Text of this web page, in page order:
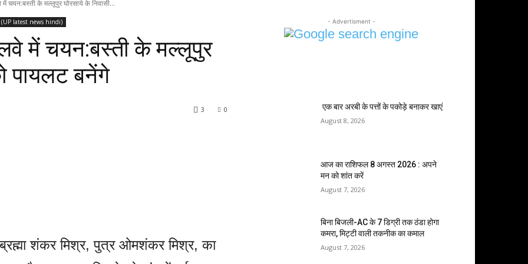
में चयन:बस्ती के मल्लूपुर घोरसाये के निवासी...
(UP latest news hindi)
में चयन:बस्ती के मल्लूपुर
पायलट बनेंगे
0
3
ब्रह्मा शंकर मिश्र, पुत्र ओमशंकर मिश्र, का
- Advertisment -
एक बार अरबी के पत्तों के पकोड़े बनाकर खाएं
August 8, 2026
आज का राशिफल 8 अगस्त 2026 : अपने
मन को शांत करें
August 7, 2026
बिना बिजली-AC के 7 डिग्री तक ठंडा होगा
कमरा, मिट्टी वाली तकनीक का कमाल
August 7, 2026